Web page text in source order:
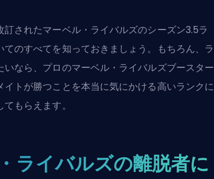
訂されたマーベル・ライバルズのシーズン3.5ラ
てのすべてを知っておきましょう。もちろん、ラ
なら、 プロのマーベル・ライバルズブースター
イトが勝つことを本当に気にかける高いランクに
もらえます。
ライバルズの離脱者に